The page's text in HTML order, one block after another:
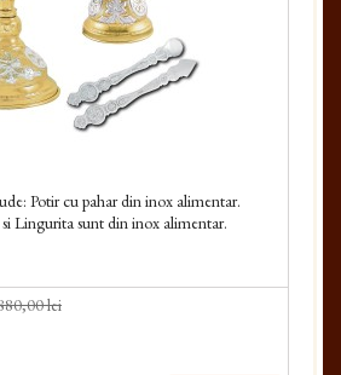
Potir cu pahar din inox alimentar.
Lingurita sunt din inox alimentar.
lei